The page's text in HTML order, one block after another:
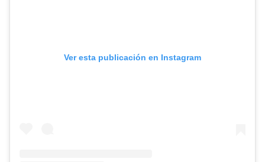
Ver esta publicación en Instagram